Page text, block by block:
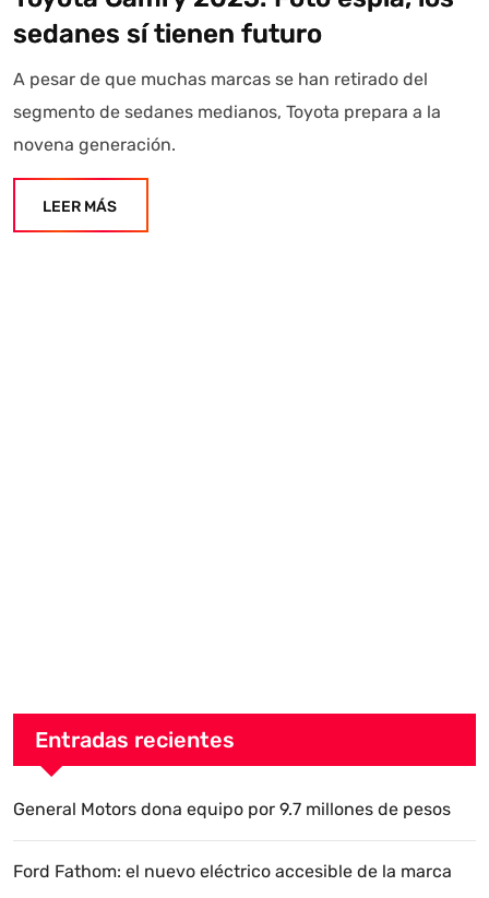
sedanes sí tienen futuro
A pesar de que muchas marcas se han retirado del
segmento de sedanes medianos, Toyota prepara a la
novena generación.
LEER MÁS
Entradas recientes
General Motors dona equipo por 9.7 millones de pesos
Ford Fathom: el nuevo eléctrico accesible de la marca